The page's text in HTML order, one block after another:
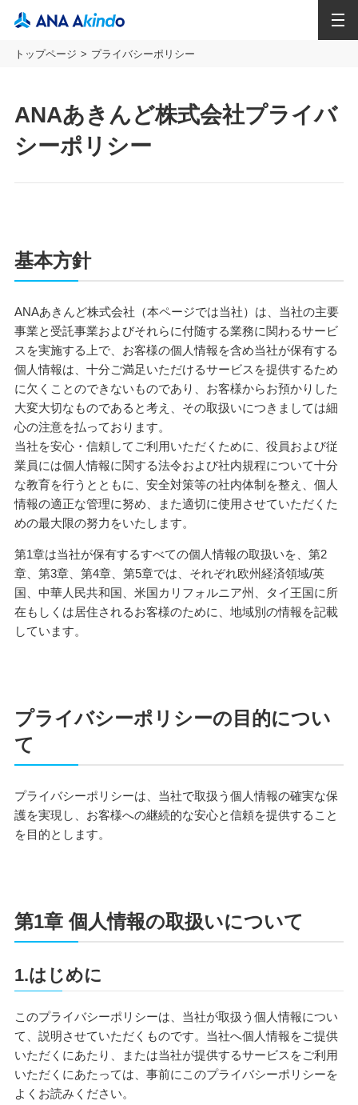
トップページ プライバシーポリシー
ANAあきんど株式会社プライバ
シーポリシー
基本方針
ANAあきんど株式会社（本ページでは当社）は、当社の主要
事業と受託事業およびそれらに付随する業務に関わるサービ
スを実施する上で、お客様の個人情報を含め当社が保有する
個人情報は、十分ご満足いただけるサービスを提供するため
に欠くことのできないものであり、お客様からお預かりした
大変大切なものであると考え、その取扱いにつきましては細
心の注意を払っております。
当社を安心・信頼してご利用いただくために、役員および従
業員には個人情報に関する法令および社内規程について十分
な教育を行うとともに、安全対策等の社内体制を整え、個人
情報の適正な管理に努め、また適切に使用させていただくた
めの最大限の努力をいたします。
第1章は当社が保有するすべての個人情報の取扱いを、第2
章、第3章、第4章、第5章では、それぞれ欧州経済領域/英
国、中華人民共和国、米国カリフォルニア州、タイ王国に所
在もしくは居住されるお客様のために、地域別の情報を記載
しています。
プライバシーポリシーの目的につい
て
プライバシーポリシーは、当社で取扱う個人情報の確実な保
護を実現し、お客様への継続的な安心と信頼を提供すること
を目的とします。
第1章 個人情報の取扱いについて
1.はじめに
このプライバシーポリシーは、当社が取扱う個人情報につい
て、説明させていただくものです。当社へ個人情報をご提供
いただくにあたり、または当社が提供するサービスをご利用
いただくにあたっては、事前にこのプライバシーポリシーを
よくお読みください。